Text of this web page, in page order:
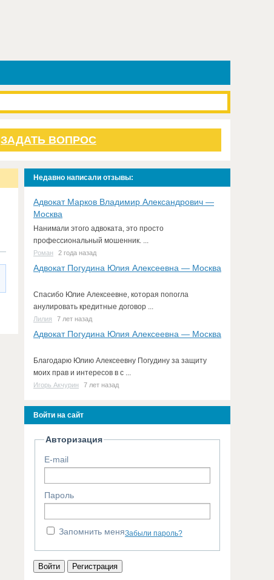
ЗАДАТЬ ВОПРОС
Недавно написали отзывы:
Адвокат Марков Владимир Александрович —
Москва
Нанимали этого адвоката, это просто
профессиональный мошенник. ...
Роман 2 года назад
Адвокат Погудина Юлия Алексеевна — Москва
Спасибо Юлие Алексеевне, которая попогла
анулировать кредитные договор ...
Лилия 7 лет назад
Адвокат Погудина Юлия Алексеевна — Москва
Благодарю Юлию Алексеевну Погудину за защиту
моих прав и интересов в с ...
Игорь Акчурин 7 лет назад
Войти на сайт
Авторизация
E-mail
Пароль
Запомнить меняЗабыли пароль?
Войти Регистрация